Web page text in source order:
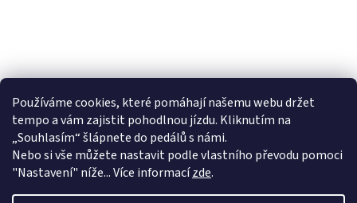
Používáme cookies, které pomáhají našemu webu držet
tempo a vám zajistit pohodlnou jízdu. Kliknutím na
„Souhlasím“ šlápnete do pedálů s námi.
Nebo si vše můžete nastavit podle vlastního převodu pomoci
"Nastavení" níže... Více informacízde.